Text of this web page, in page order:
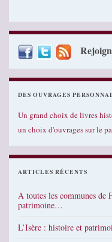
DES OUVRAGES
Un grand choix de livres
un choix d'ouvrages sur le
ARTICLES RÉCENTS
A toutes les communes de
patrimoine…
L’Isère : histoire et